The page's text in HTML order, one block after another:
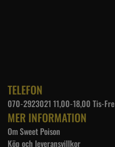
TELEFON
070-2923021 11,00-18,00 Tis-Fre
MER INFORMATION
Om Sweet Poison
Köp och leveransvillkor